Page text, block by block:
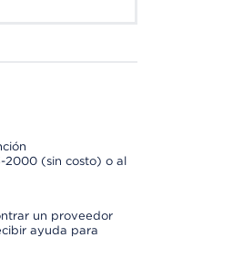
2000 (sin costo) o al
un proveedor
ayuda para